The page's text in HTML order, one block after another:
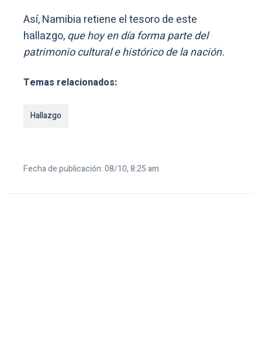
Así, Namibia retiene el tesoro de este
hallazgo,que hoy en día forma parte del
patrimonio cultural e histórico de la nación.
Temas relacionados:
Hallazgo
Fecha de publicación: 08/10, 8:25 am